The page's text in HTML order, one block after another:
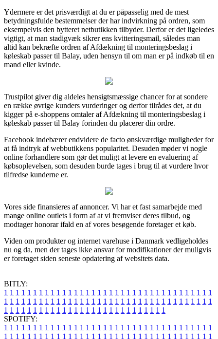
Ydermere er det prisværdigt at du er påpasselig med de mest
betydningsfulde bestemmelser der har indvirkning på ordren, som
eksempelvis den bytteret netbutikken tilbyder. Derfor er det ligeledes
vigtigt, at man stadigvæk sikrer ens kvitteringsmail, således man
altid kan bekræfte ordren af Afdækning til monteringsbeslag i
køleskab passer til Balay, uden hensyn til om man er på indkøb til en
mand eller kvinde.
Trustpilot giver dig aldeles hensigtsmæssige chancer for at sondere
en række øvrige kunders vurderinger og derfor tilrådes det, at du
kigger på e-shoppens omtaler af Afdækning til monteringsbeslag i
køleskab passer til Balay forinden du placerer din ordre.
Facebook indebærer endvidere de facto ønskværdige muligheder for
at få indtryk af webbutikkens popularitet. Desuden møder vi nogle
online forhandlere som gør det muligt at levere en evaluering af
købsoplevelsen, som desuden burde tages i brug til at vurdere hvor
tilfredse kunderne er.
Vores side finansieres af annoncer. Vi har et fast samarbejde med
mange online outlets i form af at vi fremviser deres tilbud, og
modtager honorar ifald en af vores besøgende foretager et køb.
Viden om produkter og internet varehuse i Danmark vedligeholdes
nu og da, men der tages ikke ansvar for modifikationer der muligvis
er foretaget siden seneste opdatering af websitets data.
BITLY:
1 1 1 1 1 1 1 1 1 1 1 1 1 1 1 1 1 1 1 1 1 1 1 1 1 1 1 1 1 1 1 1 1 1 1 1
1 1 1 1 1 1 1 1 1 1 1 1 1 1 1 1 1 1 1 1 1 1 1 1 1 1 1 1 1 1 1 1 1 1 1 1
1 1 1 1 1 1 1 1 1 1 1 1 1 1 1 1 1 1 1 1 1 1 1 1 1 1 1 1
SPOTIFY:
1 1 1 1 1 1 1 1 1 1 1 1 1 1 1 1 1 1 1 1 1 1 1 1 1 1 1 1 1 1 1 1 1 1 1 1
1 1 1 1 1 1 1 1 1 1 1 1 1 1 1 1 1 1 1 1 1 1 1 1 1 1 1 1 1 1 1 1 1 1 1 1